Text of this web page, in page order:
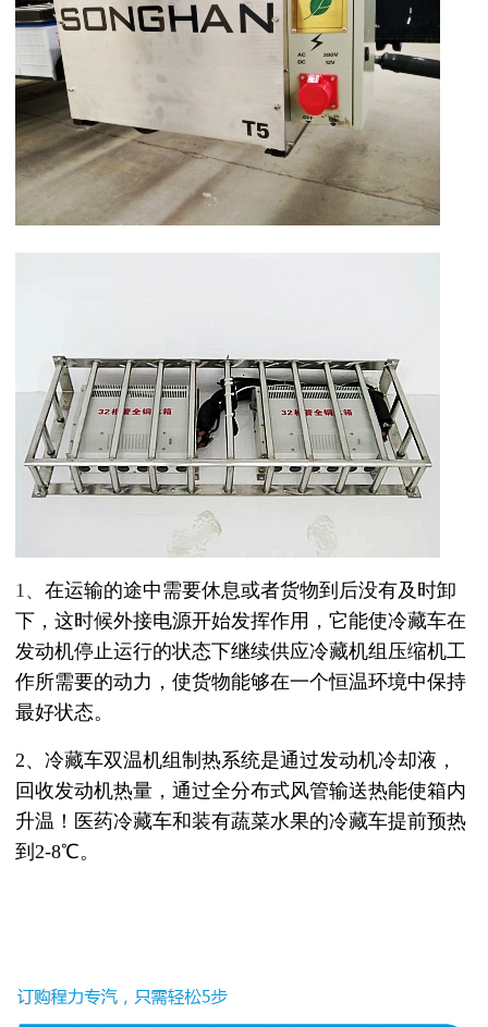
1、 在运输的途中需要休息或者货物到后没有及时卸
下，这时候外接电源开始发挥作用，它能使冷藏车在
发动机停止运行的状态下继续供应冷藏机组压缩机工
作所需要的动力，使货物能够在一个恒温环境中保持
最好状态。
2、冷藏车双温机组制热系统是通过发动机冷却液，
回收发动机热量，通过全分布式风管输送热能使箱内
升温！医药冷藏车和装有蔬菜水果的冷藏车提前预热
到2-8℃。